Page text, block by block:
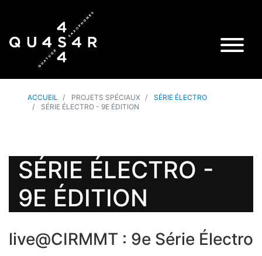
ACCUEIL PROJETS SPÉCIAUX
SÉRIE ÉLECTRO
SÉRIE ÉLECTRO - 9E ÉDITION
SÉRIE ÉLECTRO -
9E ÉDITION
live@CIRMMT : 9e Série Électro